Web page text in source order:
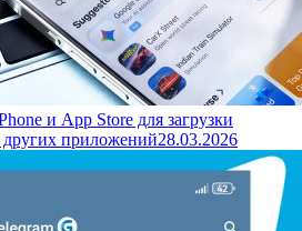
и App Store для загрузки
приложений28.03.2026